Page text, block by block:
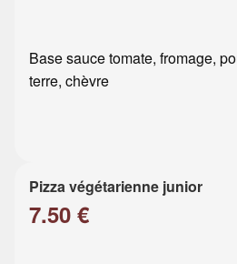
Base sauce tomate, fromage,
terre, chèvre
Pizza végétarienne junior
7.50 €